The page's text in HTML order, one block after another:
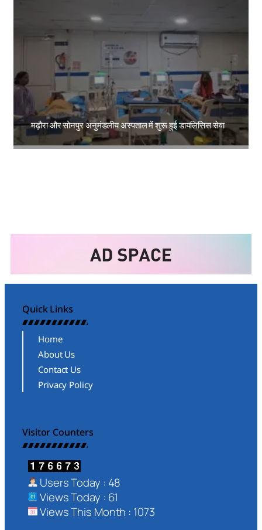
मढ़ौरा और सोनपुर अनुमंडलीय अस्पताल में शुरू हुई डायलिसिस सेवा
Amit Lekh
Quick Links
Home
About Us
Contact Us
Privacy Policy
Visitor Counters
Users Today : 48
Views Today : 61
Views This Month : 1073